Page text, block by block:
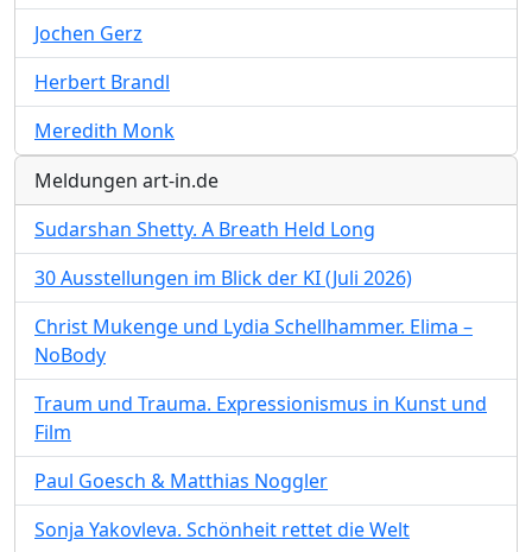
Jochen Gerz
Herbert Brandl
Meredith Monk
Meldungen art-in.de
Sudarshan Shetty. A Breath Held Long
30 Ausstellungen im Blick der KI (Juli 2026)
Christ Mukenge und Lydia Schellhammer. Elima –
NoBody
Traum und Trauma. Expressionismus in Kunst und
Film
Paul Goesch & Matthias Noggler
Sonja Yakovleva. Schönheit rettet die Welt